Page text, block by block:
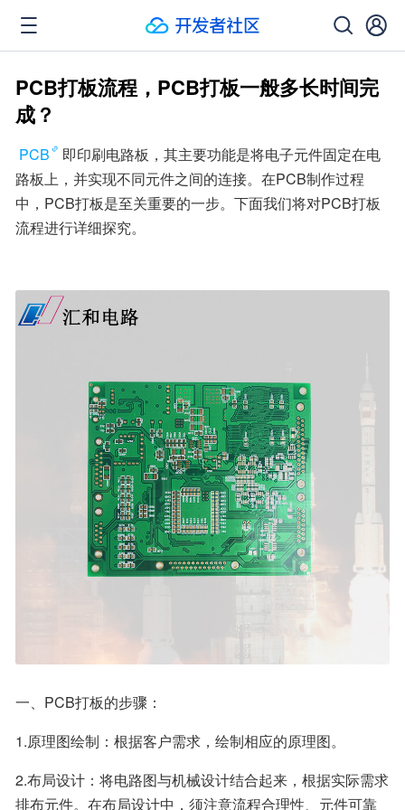
PCB打板流程，PCB打板一般多长时间完
成？
PCB
即印刷电路板，其主要功能是将电子元件固定在电
路板上，并实现不同元件之间的连接。在PCB制作过程
中，PCB打板是至关重要的一步。下面我们将对PCB打板
流程进行详细探究。
一、PCB打板的步骤：
1.原理图绘制：根据客户需求，绘制相应的原理图。
2.布局设计：将电路图与机械设计结合起来，根据实际需求
排布元件。在布局设计中，须注意流程合理性、元件可靠